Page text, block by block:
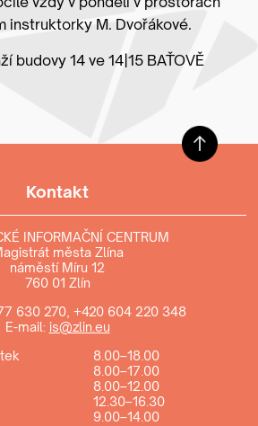
instruktorky M. Dvořákové.
budovy 14 ve 14|15 BAŤOVĚ
Kontakt
INFORMAČNÍ CENTRUM
města Zlína
náměstí Míru 12
760 01 Zlín
630 270 +420 604 220 348
E-mail: is@zlin.eu
8.00–18.00
8.00–17.00
8.00–12.00
12.30–16.30
9.00–14.00